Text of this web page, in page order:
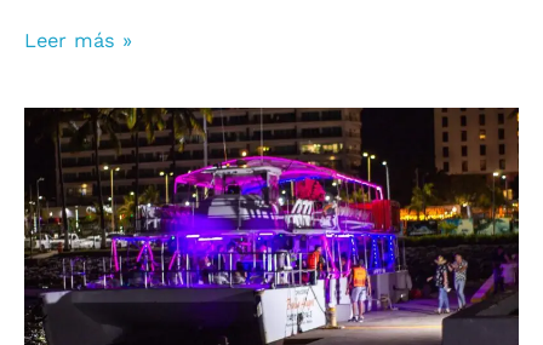
Leer más »
Neón
Party
Vallarta